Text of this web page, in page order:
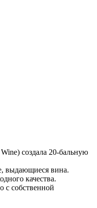
создала 20-бальную
выдающиеся вина.
качества.
с собственной